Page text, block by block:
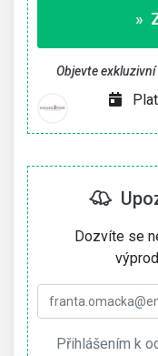
»
Objevte
Dozvíte se
Přihlášením k